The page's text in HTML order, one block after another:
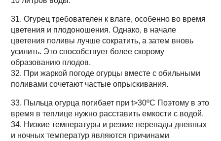
31. Огурец требователен к влаге, особенно во время
цветения и плодоношения. Однако, в начале
цветения поливы лучше сократить, а затем вновь
усилить. Это способствует более скорому
образованию плодов.
32. При жаркой погоде огурцы вместе с обильными
поливами сочетают частые опрыскивания.
33. Пыльца огурца погибает при t>30ºC Поэтому в это
время в теплице нужно расставить емкости с водой.
34. Низкие температуры и резкие перепады дневных
и ночных температур являются причинами